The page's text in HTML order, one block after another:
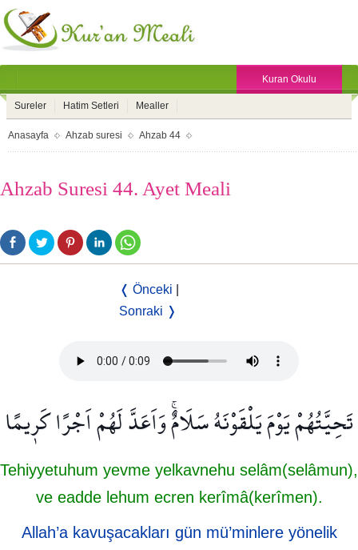
Kuran Okulu
Sureler Hatim Setleri Mealler
Anasayfa Ahzab suresi Ahzab 44
Ahzab Suresi 44. Ayet Meali
❬ Önceki
Sonraki ❭
تَحِيَّتُهُمْ يَوْمَ يَلْقَوْنَهُ سَلَامٌۚ وَاَعَدَّ لَهُمْ اَجْرًا كَر۪يمًا
Tehiyyetuhum yevme yelkavnehu selâm(selâmun),
ve eadde lehum ecren kerîmâ(kerîmen).
Allah’a kavuşacakları gün mü’minlere yönelik